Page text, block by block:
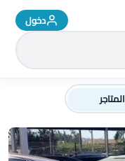
دخول
المتاجر